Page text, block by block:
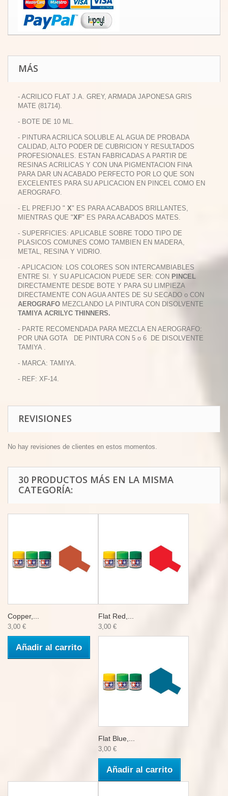
MÁS
- ACRILICO FLAT J.A. GREY, ARMADA JAPONESA GRIS
MATE (81714).
- BOTE DE 10 ML.
- PINTURA ACRILICA SOLUBLE AL AGUA DE PROBADA
CALIDAD, ALTO PODER DE CUBRICION Y RESULTADOS
PROFESIONALES. ESTAN FABRICADAS A PARTIR DE
RESINAS ACRILICAS Y CON UNA PIGMENTACION FINA
PARA DAR UN ACABADO PERFECTO POR LO QUE SON
EXCELENTES PARA SU APLICACION EN PINCEL COMO EN
AEROGRAFO.
- EL PREFIJO " X" ES PARA ACABADOS BRILLANTES,
MIENTRAS QUE "XF" ES PARA ACABADOS MATES.
- SUPERFICIES: APLICABLE SOBRE TODO TIPO DE
PLASICOS COMUNES COMO TAMBIEN EN MADERA,
METAL, RESINA Y VIDRIO.
- APLICACION: LOS COLORES SON INTERCAMBIABLES
ENTRE SI. Y SU APLICACION PUEDE SER: CON PINCEL
DIRECTAMENTE DESDE BOTE Y PARA SU LIMPIEZA
DIRECTAMENTE CON AGUA ANTES DE SU SECADO o CON
AEROGRAFO MEZCLANDO LA PINTURA CON DISOLVENTE
TAMIYA ACRILYC THINNERS.
- PARTE RECOMENDADA PARA MEZCLA EN AEROGRAFO:
POR UNA GOTA DE PINTURA CON 5 o 6 DE DISOLVENTE
TAMIYA .
- MARCA: TAMIYA.
- REF: XF-14.
REVISIONES
No hay revisiones de clientes en estos momentos.
30 PRODUCTOS MÁS EN LA MISMA
CATEGORÍA:
Copper,...
3,00 €
Añadir al carrito
Flat Red,...
3,00 €
Flat Blue,...
3,00 €
Añadir al carrito